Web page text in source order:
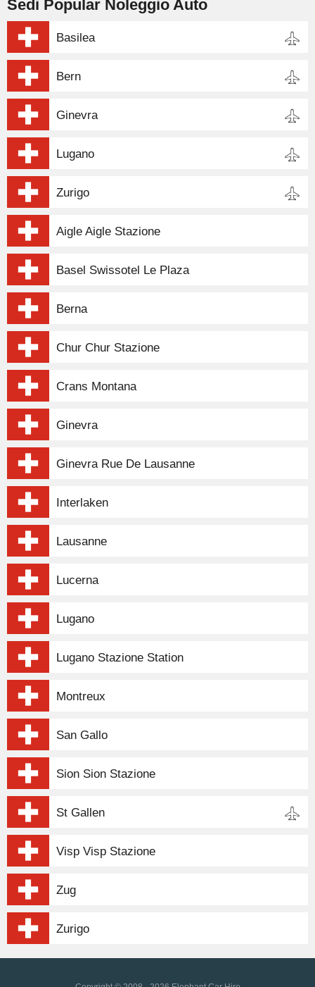
Sedi Popular Noleggio Auto
Basilea
Bern
Ginevra
Lugano
Zurigo
Aigle Aigle Stazione
Basel Swissotel Le Plaza
Berna
Chur Chur Stazione
Crans Montana
Ginevra
Ginevra Rue De Lausanne
Interlaken
Lausanne
Lucerna
Lugano
Lugano Stazione Station
Montreux
San Gallo
Sion Sion Stazione
St Gallen
Visp Visp Stazione
Zug
Zurigo